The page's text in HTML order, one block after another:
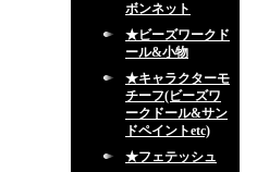
ボンネット
★ビーズワークド
ール&小物
★キャラクターモ
チーフ(ビーズワ
ークドール&サン
ドペイントetc)
★フェテッシュ